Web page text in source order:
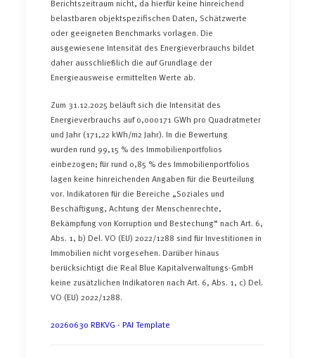
Berichtszeitraum nicht, da hierfür keine hinreichend
belastbaren objektspezifischen Daten, Schätzwerte
oder geeigneten Benchmarks vorlagen. Die
ausgewiesene Intensität des Energieverbrauchs bildet
daher ausschließlich die auf Grundlage der
Energieausweise ermittelten Werte ab.
Zum 31.12.2025 beläuft sich die Intensität des
Energieverbrauchs auf 0,000171 GWh pro Quadratmeter
und Jahr (171,22 kWh/m2 Jahr). In die Bewertung
wurden rund 99,15 % des Immobilienportfolios
einbezogen; für rund 0,85 % des Immobilienportfolios
lagen keine hinreichenden Angaben für die Beurteilung
vor. Indikatoren für die Bereiche „Soziales und
Beschäftigung, Achtung der Menschenrechte,
Bekämpfung von Korruption und Bestechung“ nach Art. 6,
Abs. 1, b) Del. VO (EU) 2022/1288 sind für Investitionen in
Immobilien nicht vorgesehen. Darüber hinaus
berücksichtigt die Real Blue Kapitalverwaltungs-GmbH
keine zusätzlichen Indikatoren nach Art. 6, Abs. 1, c) Del.
VO (EU) 2022/1288.
20260630 RBKVG - PAI Template